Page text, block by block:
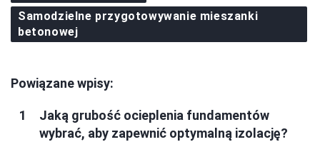
Samodzielne przygotowywanie mieszanki
betonowej
Powiązane wpisy:
Jaką grubość ocieplenia fundamentów
wybrać, aby zapewnić optymalną izolację?